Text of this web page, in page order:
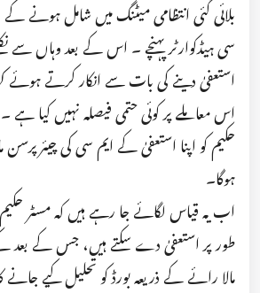
بلائی گئی انتظامی میٹنگ میں شامل ہونے
سی ہیڈکوارٹر پہنچے ۔ اس کے بعد وہاں
استعفیٰ دینے کی بات سے انکار کرتے ہوئے
اس معاملے پر کوئی حتمی فیصلہ نہیں کیا
حکیم کو اپنا استعفیٰ کے ایم سی کی چیئرپرسن
ہوگا۔
اب یہ قیاس لگائے جا رہے ہیں کہ مسٹر
طور پر استعفیٰ دے سکتے ہیں، جس کے بعد
مالا رائے کے ذریعہ بورڈ کو تحلیل کیے